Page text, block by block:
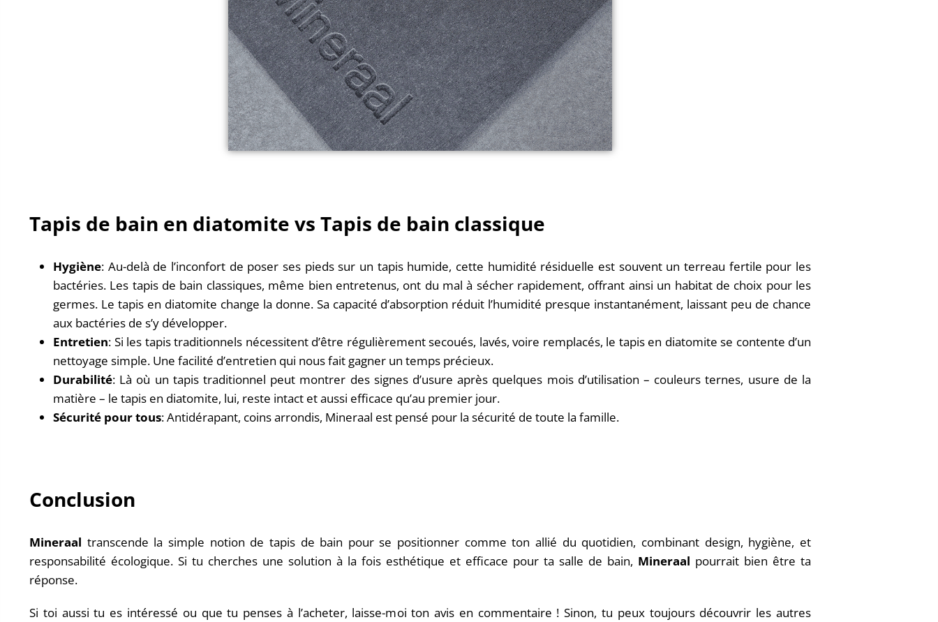
Tapis de bain en diatomite vs Tapis de bain classique
Hygiène: Au-delà de l’inconfort de poser ses pieds sur un tapis humide, cette humidité résiduelle est souvent un terreau fertile pour les
bactéries. Les tapis de bain classiques, même bien entretenus, ont du mal à sécher rapidement, offrant ainsi un habitat de choix pour les
germes. Le tapis en diatomite change la donne. Sa capacité d’absorption réduit l’humidité presque instantanément, laissant peu de chance
aux bactéries de s’y développer.
Entretien: Si les tapis traditionnels nécessitent d’être régulièrement secoués, lavés, voire remplacés, le tapis en diatomite se contente d’un
nettoyage simple. Une facilité d’entretien qui nous fait gagner un temps précieux.
Durabilité: Là où un tapis traditionnel peut montrer des signes d’usure après quelques mois d’utilisation – couleurs ternes, usure de la
matière – le tapis en diatomite, lui, reste intact et aussi efficace qu’au premier jour.
Sécurité pour tous: Antidérapant, coins arrondis, Mineraal est pensé pour la sécurité de toute la famille.
Conclusion
Mineraal transcende la simple notion de tapis de bain pour se positionner comme ton allié du quotidien, combinant design, hygiène, et
responsabilité écologique. Si tu cherches une solution à la fois esthétique et efficace pour ta salle de bain, Mineraal pourrait bien être ta
réponse.
Si toi aussi tu es intéressé ou que tu penses à l’acheter, laisse-moi ton avis en commentaire ! Sinon, tu peux toujours découvrir les autres